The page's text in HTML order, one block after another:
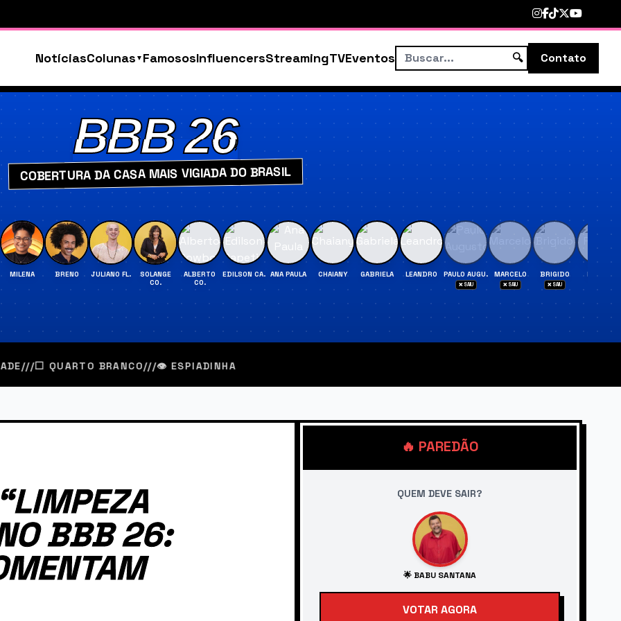
NotíciasColunas FamososInfluencersStreamingTVEventos 🔍 Contato
BBB 26
COBERTURA DA CASA MAIS VIGIADA DO BRASIL
MILENA BRENO JULIANO FL.
SOLANGE
CO.
ALBERTO
CO.
EDILSON CA. ANA PAULA CHAIANY GABRIELA LEANDRO PAULO AUGU.
❌ SAIU
MARCELO
❌ SAIU
BRIGIDO
❌ SAIU
PEDRO
///⬜ QUARTO BRANCO///👁️ ESPIADINHA
BBB 26:
🔥 PAREDÃO
QUEM DEVE SAIR?
🌟 BABU SANTANA
VOTAR AGORA